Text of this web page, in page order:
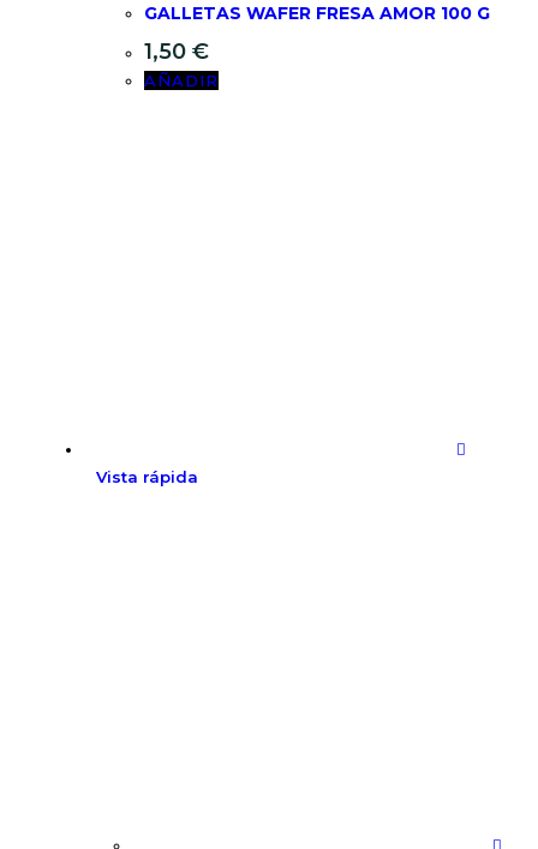
GALLETAS WAFER FRESA AMOR 100 G
1,50 €
AÑADIR
Vista rápida